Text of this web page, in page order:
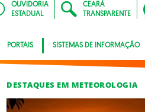
OUVIDORIA
ESTADUAL
CEARÁ
TRANSPARENTE
PORTAIS SISTEMAS DE INFORMAÇÃO
DESTAQUES EM METEOROLOGIA